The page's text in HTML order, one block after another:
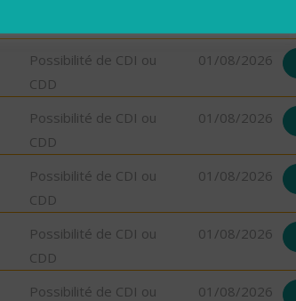
Possibilité de CDI ou
CDD
01/08/2026
Possibilité de CDI ou
CDD
01/08/2026
Possibilité de CDI ou
CDD
01/08/2026
Possibilité de CDI ou
CDD
01/08/2026
Possibilité de CDI ou
01/08/2026